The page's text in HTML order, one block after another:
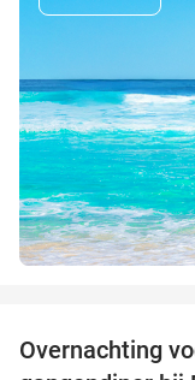
Overnachting